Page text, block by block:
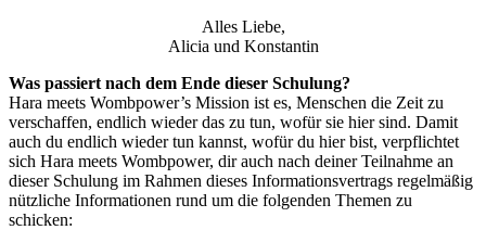
Alles Liebe,
Alicia und Konstantin
Was passiert nach dem Ende dieser Schulung?
Hara meets Wombpower’s Mission ist es, Menschen die Zeit zu
verschaffen, endlich wieder das zu tun, wofür sie hier sind. Damit
auch du endlich wieder tun kannst, wofür du hier bist, verpflichtet
sich Hara meets Wombpower, dir auch nach deiner Teilnahme an
dieser Schulung im Rahmen dieses Informationsvertrags regelmäßig
nützliche Informationen rund um die folgenden Themen zu
schicken: